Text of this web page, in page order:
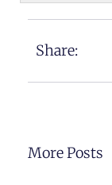
Share:
More Posts